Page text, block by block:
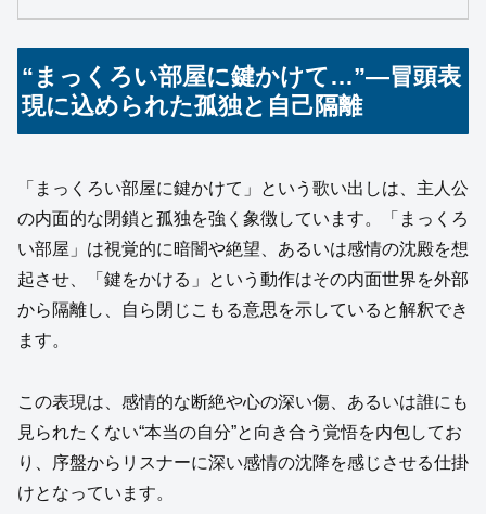
“まっくろい部屋に鍵かけて…”―冒頭表
現に込められた孤独と自己隔離
「まっくろい部屋に鍵かけて」という歌い出しは、主人公
の内面的な閉鎖と孤独を強く象徴しています。「まっくろ
い部屋」は視覚的に暗闇や絶望、あるいは感情の沈殿を想
起させ、「鍵をかける」という動作はその内面世界を外部
から隔離し、自ら閉じこもる意思を示していると解釈でき
ます。
この表現は、感情的な断絶や心の深い傷、あるいは誰にも
見られたくない“本当の自分”と向き合う覚悟を内包してお
り、序盤からリスナーに深い感情の沈降を感じさせる仕掛
けとなっています。